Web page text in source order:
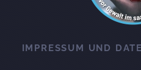
IMPRESSUM UND